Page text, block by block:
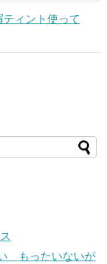
ィント使って
もったいないが